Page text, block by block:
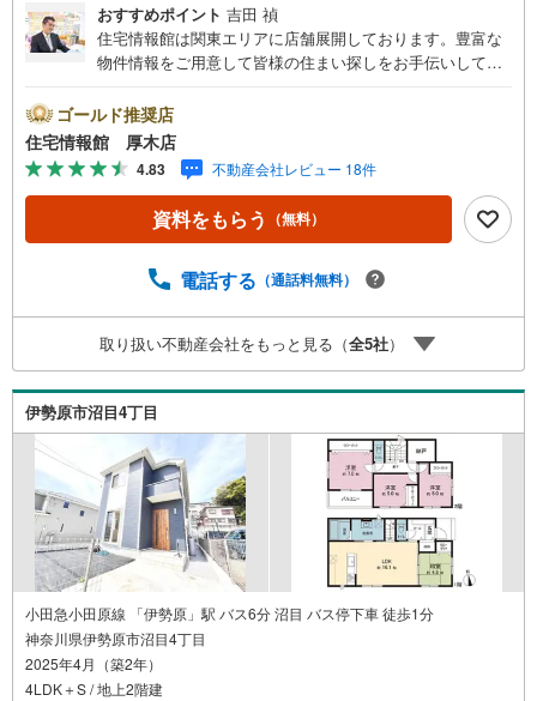
おすすめポイント 吉田 禎
住宅情報館は関東エリアに店舗展開しております。豊富な
物件情報をご用意して皆様の住まい探しをお手伝いしてお
さい。住宅ローン相談会も同時開催中無理のない住宅ロー
ンの試算やご購入の際にかかる諸費用の概算も行っており
ます。しっかりとした資金計画のアドバイスをさせて頂き
ますので、お気軽にご相談ください。
ゴールド推奨店
住宅情報館 厚木店
4.83 不動産会社レビュー 18件
資料をもらう （無料）
電話する （通話料無料）
取り扱い不動産会社をもっと見る（全5社）
伊勢原市沼目4丁目
小田急小田原線 「伊勢原」駅 バス6分 沼目 バス停下車 徒歩1分
神奈川県伊勢原市沼目4丁目
2025年4月（築2年）
4LDK＋S / 地上2階建